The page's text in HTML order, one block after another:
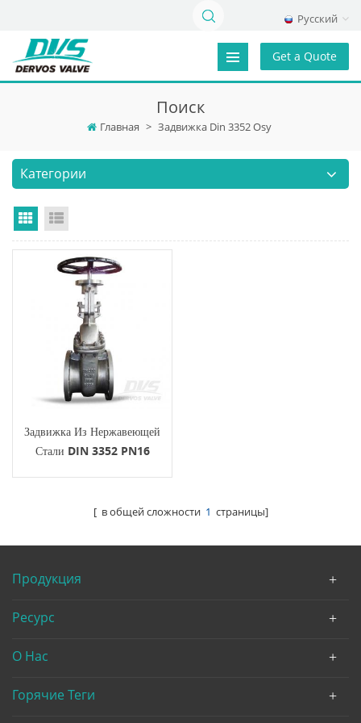
Русский
Get a Quote
Поиск
Главная > Задвижка Din 3352 Osy
Категории
Grid View
Задвижка Из Нержавеющей
Стали DIN 3352 PN16
[ в общей сложности 1 страницы]
Продукция
Ресурс
О Нас
Горячие Теги